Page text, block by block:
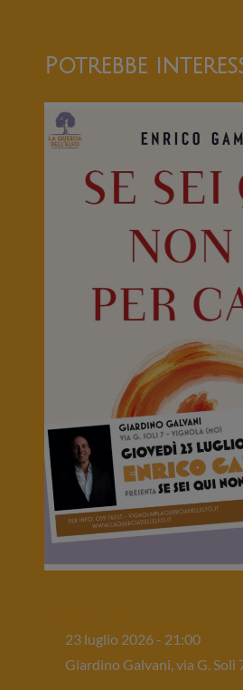
Potrebbe
23 luglio 2026 - 21:00
Giardino Galvani, via G. Soli